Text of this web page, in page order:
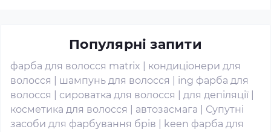
Популярні запити
фарба для волосся matrix
кондиціонери для
волосся
шампунь для волосся
ing фарба для
волосся
сироватка для волосся для депіляції
косметика для волосся
автозасмага
Супутні
засоби для фарбування брів
keen фарба для